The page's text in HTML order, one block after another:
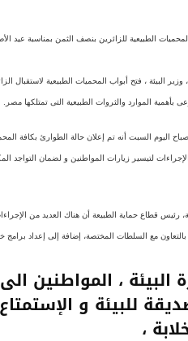
الطبيعية للزائرين بنصف الثمن بمناسبة عيد
وزير البيئة ، فتح أبواب المحميات الطبيعية
بأهمية الموارد والثروات الطبيعية التى تمتلكها مصر.
اليوم السبت أنه تم إعلان حالة الطوارئ بكافة
الإجراءات لتيسير زيارات المواطنين و لضمان التواجد
رئيس قطاع حماية الطبيعة أن هناك العديد من
مع السلطات المختصة، إضافة إلى إعداد برامج
البيئة ، المواطنين
للبيئة و
،